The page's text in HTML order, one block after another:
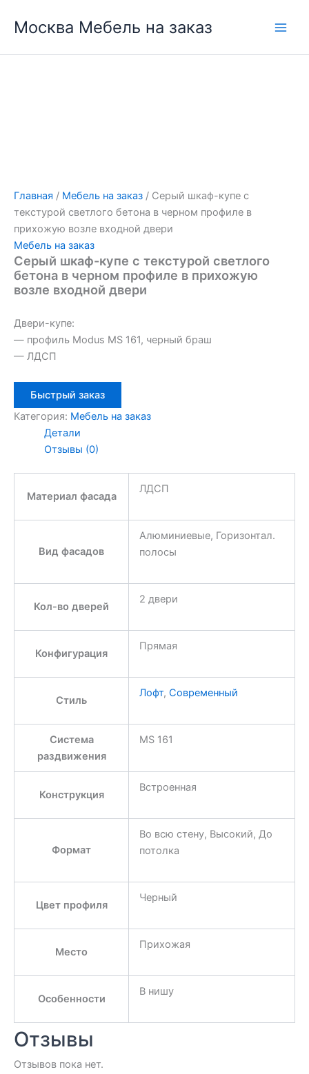
Москва Мебель на заказ
Главная / Мебель на заказ / Серый шкаф-купе с
текстурой светлого бетона в черном профиле в
прихожую возле входной двери
Мебель на заказ
Серый шкаф-купе с текстурой светлого
бетона в черном профиле в прихожую
возле входной двери
Двери-купе:
— профиль Modus MS 161, черный браш
— ЛДСП
Быстрый заказ
Категория: Мебель на заказ
Детали
Отзывы (0)
Материал фасада
ЛДСП
Вид фасадов
Алюминиевые, Горизонтал.
полосы
Кол-во дверей
2 двери
Конфигурация
Прямая
Стиль
Лофт, Современный
Система
раздвижения
MS 161
Конструкция
Встроенная
Формат
Во всю стену, Высокий, До
потолка
Цвет профиля
Черный
Место
Прихожая
Особенности
В нишу
Отзывы
Отзывов пока нет.